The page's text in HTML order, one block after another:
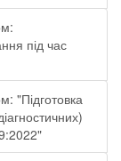
під час
"Підготовка